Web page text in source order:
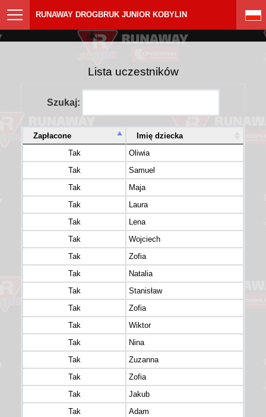
RUNAWAY DROGBRUK JUNIOR KOBYLIN
Lista uczestników
Szukaj:
Zapłacone
Imię dziecka
Tak
Oliwia
Tak
Samuel
Tak
Maja
Tak
Laura
Tak
Lena
Tak
Wojciech
Tak
Zofia
Tak
Natalia
Tak
Stanisław
Tak
Zofia
Tak
Wiktor
Tak
Nina
Tak
Zuzanna
Tak
Zofia
Tak
Jakub
Tak
Adam